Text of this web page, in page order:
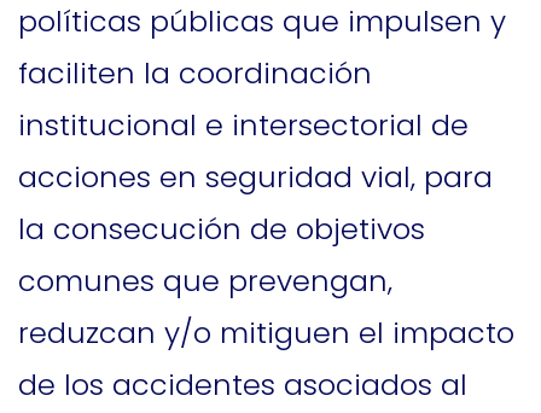
políticas públicas que impulsen y
faciliten la coordinación
institucional e intersectorial de
acciones en seguridad vial, para
la consecución de objetivos
comunes que prevengan,
reduzcan y/o mitiguen el impacto
de los accidentes asociados al